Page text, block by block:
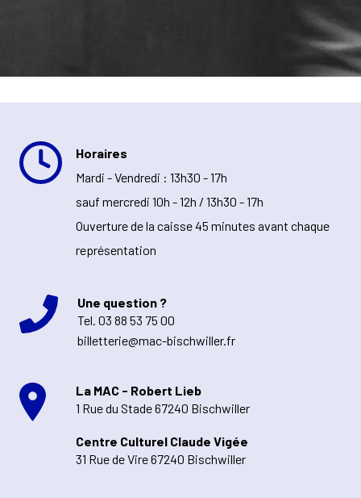
Horaires
Mardi - Vendredi : 13h30 - 17h
sauf mercredi 10h - 12h / 13h30 - 17h
Ouverture de la caisse 45 minutes avant chaque
représentation
Une question ?
Tel. 03 88 53 75 00
billetterie@mac-bischwiller.fr
La MAC - Robert Lieb
1 Rue du Stade 67240 Bischwiller
Centre Culturel Claude Vigée
31 Rue de Vire 67240 Bischwiller